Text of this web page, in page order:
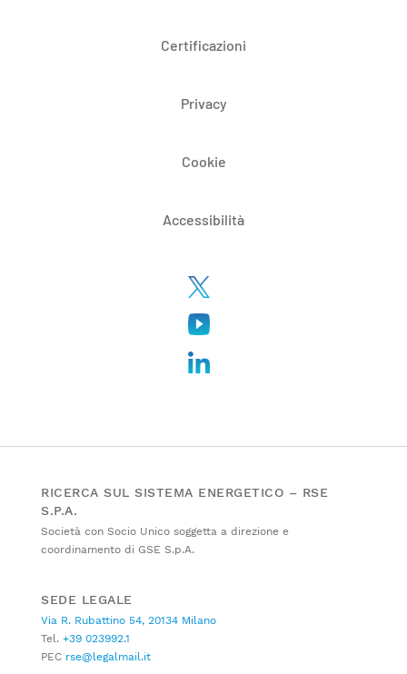
Certificazioni
Privacy
Cookie
Accessibilità
RICERCA SUL SISTEMA ENERGETICO – RSE
S.P.A.
Società con Socio Unico soggetta a direzione e
coordinamento di GSE S.p.A.
SEDE LEGALE
Via R. Rubattino 54, 20134 Milano
Tel. +39 023992.1
PEC rse@legalmail.it